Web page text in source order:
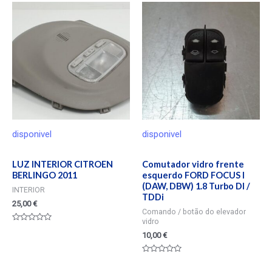
disponivel
LUZ INTERIOR CITROEN
BERLINGO 2011
INTERIOR
25,00€
disponivel
Comutador vidro frente
esquerdo FORD FOCUS I
(DAW, DBW) 1.8 Turbo DI /
TDDi
Comando / botão do elevador
vidro
10,00€